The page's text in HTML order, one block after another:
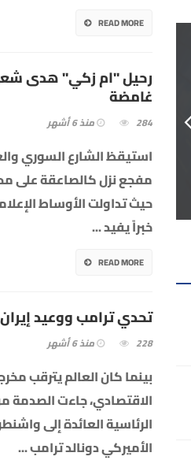
READ MORE
رحيل "ام زكي" هدى
غامضة
284
استيقظ الشارع السوري
مفجع نزل كالصاعقة على
حيث تداولت الأوساط
خبراً يفيد...
READ MORE
تحدي ترامب ووعيد إيران
228
بينما كان العالم يترقب
الاقتصادي، جاءت الصدمة
الرئاسية العائدة إلى
الأميركي دونالد ترامب...